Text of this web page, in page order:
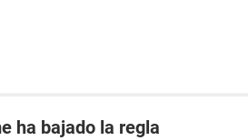
ha bajado la regla